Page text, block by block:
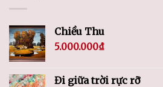
Chiều Thu
5.000.000₫
Đi giữa trời rực rỡ